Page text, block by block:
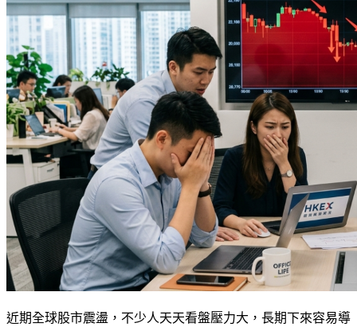
近期全球股市震盪，不少人天天看盤壓力大，長期下來容易導